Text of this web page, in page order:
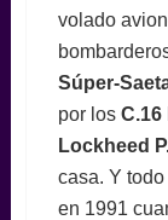
volado
Súper-
por los
Lockheed
casa. Y
en 1991